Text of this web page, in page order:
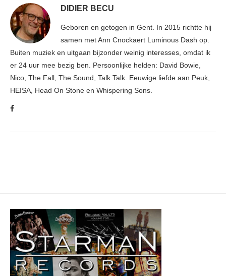
DIDIER BECU
Geboren en getogen in Gent. In 2015 richtte hij
samen met Ann Cnockaert Luminous Dash op.
Buiten muziek en uitgaan bijzonder weinig interesses, omdat ik
er 24 uur mee bezig ben. Persoonlijke helden: David Bowie,
Nico, The Fall, The Sound, Talk Talk. Eeuwige liefde aan Peuk,
HEISA, Head On Stone en Whispering Sons.